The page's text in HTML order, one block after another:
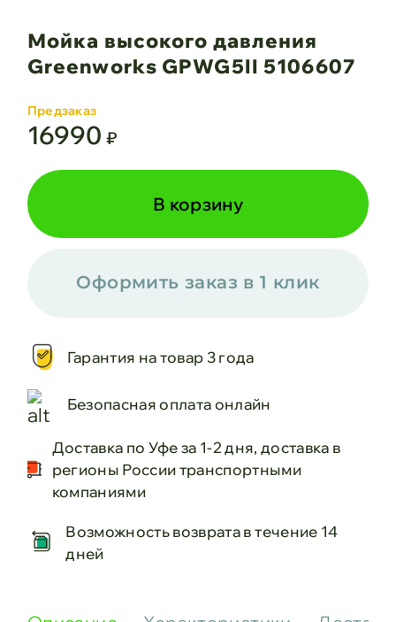
Мойка высокого давления
Greenworks GPWG5II 5106607
Предзаказ
16990 ₽
В корзину
Оформить заказ в 1 клик
Гарантия на товар 3 года
Безопасная оплата онлайн
Доставка по Уфе за 1-2 дня, доставка в
регионы России транспортными
компаниями
Возможность возврата в течение 14
дней